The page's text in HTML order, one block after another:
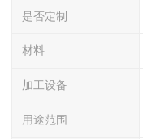
是否定制
材料
加工设备
用途范围